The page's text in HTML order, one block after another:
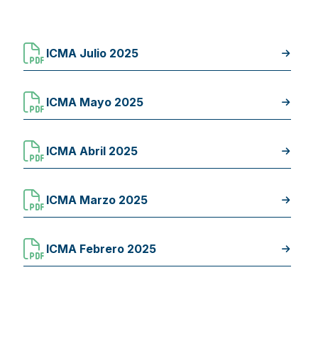
ICMA Julio 2025
ICMA Mayo 2025
ICMA Abril 2025
ICMA Marzo 2025
ICMA Febrero 2025